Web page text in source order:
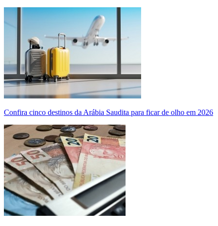
Confira cinco destinos da Arábia Saudita para ficar de olho em 2026